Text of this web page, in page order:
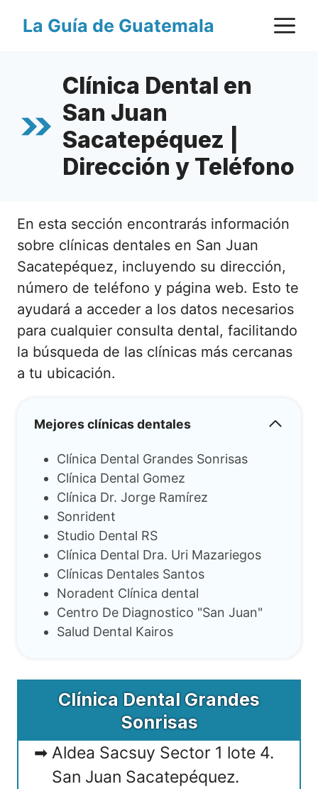
La Guía de Guatemala
Clínica Dental en
San Juan
Sacatepéquez |
Dirección y Teléfono
En esta sección encontrarás información
sobre clínicas dentales en San Juan
Sacatepéquez, incluyendo su dirección,
número de teléfono y página web. Esto te
ayudará a acceder a los datos necesarios
para cualquier consulta dental, facilitando
la búsqueda de las clínicas más cercanas
a tu ubicación.
Mejores clínicas dentales
Clínica Dental Grandes Sonrisas
Clínica Dental Gomez
Clínica Dr. Jorge Ramírez
Sonrident
Studio Dental RS
Clínica Dental Dra. Uri Mazariegos
Clínicas Dentales Santos
Noradent Clínica dental
Centro De Diagnostico "San Juan"
Salud Dental Kairos
Clínica Dental Grandes
Sonrisas
Aldea Sacsuy Sector 1 lote 4.
San Juan Sacatepéquez.